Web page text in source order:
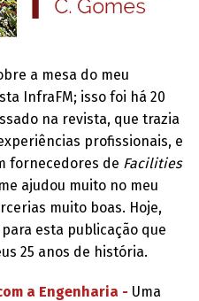
a mesa do meu
InfraFM; isso foi há 20
na revista, que trazia
profissionais, e
fornecedores de Facilities
ajudou muito no meu
muito boas. Hoje,
esta publicação que
25 anos de história.
a Engenharia - Uma